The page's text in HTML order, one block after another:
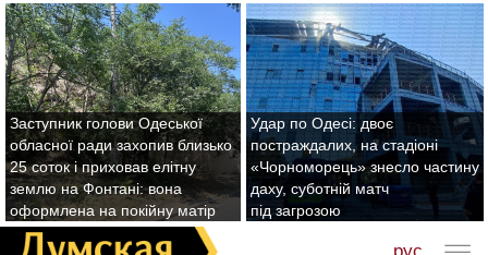
Заступник голови Одеської
обласної ради захопив близько
25 соток і приховав елітну
землю на Фонтані: вона
оформлена на покійну матір
Удар по Одесі: двоє
постраждалих, на стадіоні
«Чорноморець» знесло частину
даху, суботній матч
під загрозою